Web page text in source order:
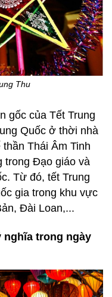
Thu
gốc của Tết Trung
Quốc ở thời nhà
Thái Âm Tinh
trong Đạo giáo và
Từ đó, tết Trung
gia trong khu vực
Đài Loan,...
nghĩa trong ngày